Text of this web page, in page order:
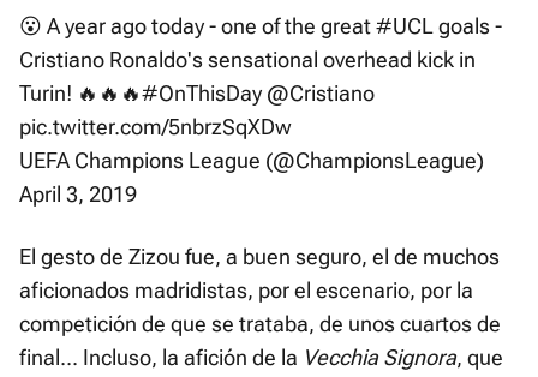
😮 A year ago today - one of the great#UCL goals -
Cristiano Ronaldo's sensational overhead kick in
Turin! 🔥🔥🔥#OnThisDay @Cristiano
pic.twitter.com/5nbrzSqXDw
UEFA Champions League (@ChampionsLeague)
April 3, 2019
El gesto de Zizou fue, a buen seguro, el de muchos
aficionados madridistas, por el escenario, por la
competición de que se trataba, de unos cuartos de
final... Incluso, la afición de la Vecchia Signora, que